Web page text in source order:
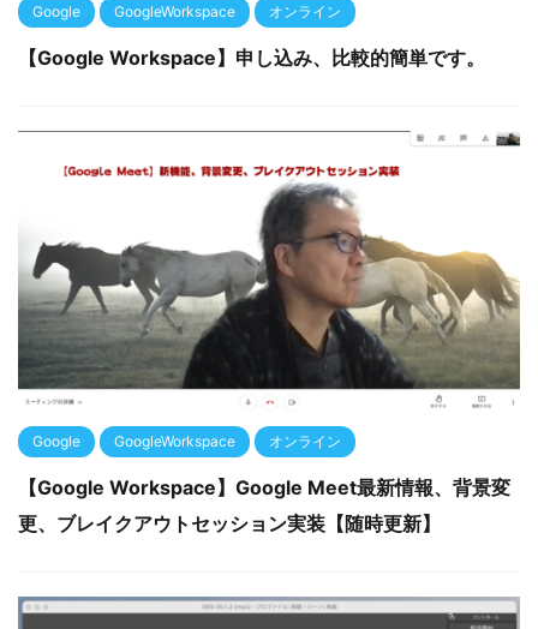
Google GoogleWorkspace オンライン
【Google Workspace】申し込み、比較的簡単です。
Google GoogleWorkspace オンライン
【Google Workspace】Google Meet最新情報、背景変
更、ブレイクアウトセッション実装【随時更新】